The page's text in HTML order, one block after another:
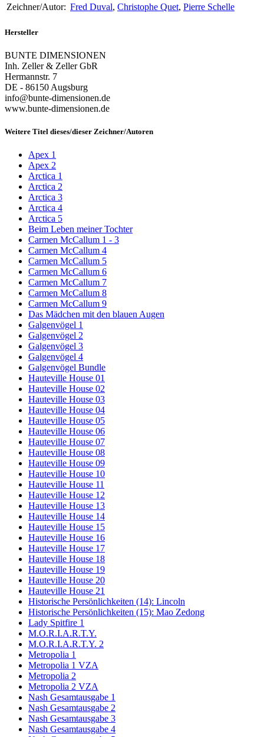
Zeichner/Autor: Fred Duval, Christophe Quet, Pierre Schelle
Hersteller
BUNTE DIMENSIONEN
Inh. Zeller & Zeller GbR
Hermannstr. 7
DE - 86150 Augsburg
info@bunte-dimensionen.de
www.bunte-dimensionen.de
Weitere Titel dieses/dieser Zeichner/Autoren
Apex 1
Apex 2
Arctica 1
Arctica 2
Arctica 3
Arctica 4
Arctica 5
Beim Leben meiner Tochter
Carmen McCallum 1 - 3
Carmen McCallum 4
Carmen McCallum 5
Carmen McCallum 6
Carmen McCallum 7
Carmen McCallum 8
Carmen McCallum 9
Das Mädchen mit den blauen Augen
Galgenvögel 1
Galgenvögel 2
Galgenvögel 3
Galgenvögel 4
Galgenvögel Bundle
Hauteville House 01
Hauteville House 02
Hauteville House 03
Hauteville House 04
Hauteville House 05
Hauteville House 06
Hauteville House 07
Hauteville House 08
Hauteville House 09
Hauteville House 10
Hauteville House 11
Hauteville House 12
Hauteville House 13
Hauteville House 14
Hauteville House 15
Hauteville House 16
Hauteville House 17
Hauteville House 18
Hauteville House 19
Hauteville House 20
Hauteville House 21
Historische Persönlichkeiten (14): Lincoln
Historische Persönlichkeiten (15): Mao Zedong
Lady Spitfire 1
M.O.R.I.A.R.T.Y.
M.O.R.I.A.R.T.Y. 2
Metropolia 1
Metropolia 1 VZA
Metropolia 2
Metropolia 2 VZA
Nash Gesamtausgabe 1
Nash Gesamtausgabe 2
Nash Gesamtausgabe 3
Nash Gesamtausgabe 4